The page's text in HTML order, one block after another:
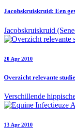
Jacobskruiskruid: Een
Jacobskruiskruid
20 Apr 2010
Overzicht relevante
Verschillende
13 Apr 2010